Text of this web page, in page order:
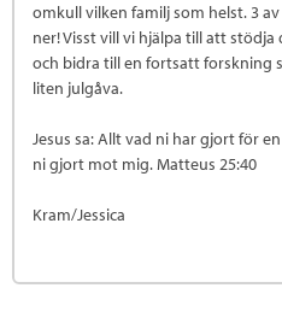
omkull vilken familj som helst. 3
ner! Visst vill vi hjälpa till att
och bidra till en fortsatt forskning
liten julgåva.
Jesus sa: Allt vad ni har gjort för
ni gjort mot mig. Matteus 25:40
Kram/Jessica